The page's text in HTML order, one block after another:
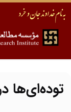
توده‌ای‌ها